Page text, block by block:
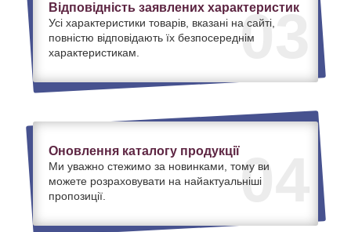
03
Відповідність заявлених характеристик
Усі характеристики товарів, вказані на сайті,
повністю відповідають їх безпосереднім
характеристикам.
04
Оновлення каталогу продукції
Ми уважно стежимо за новинками, тому ви
можете розраховувати на найактуальніші
пропозиції.